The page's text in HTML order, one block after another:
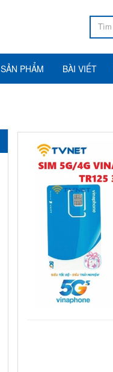
SẢN PHẨM BÀI VIẾT